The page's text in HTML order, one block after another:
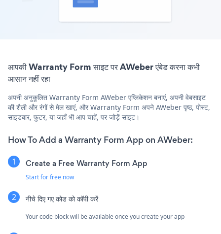
आपकी Warranty Form साइट पर AWeber एंबेड करना कभी
आसान नहीं रहा
अपनी अनुकूलित Warranty Form AWeber एप्लिकेशन बनाएं, अपनी वेबसाइट
की शैली और रंगों से मेल खाएं, और Warranty Form अपने AWeber पृष्ठ, पोस्ट,
साइडबार, फुटर, या जहाँ भी आप चाहें, पर जोड़ें साइट।
How To Add a Warranty Form App on AWeber:
Create a Free Warranty Form App
Start for free now
नीचे दिए गए कोड को कॉपी करें
Your code block will be available once you create your app